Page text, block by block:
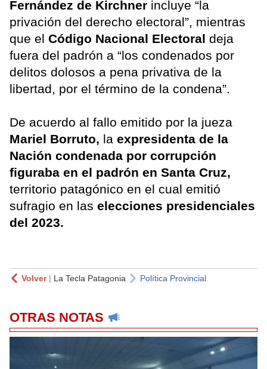
Fernández de Kirchner incluye “la
privación del derecho electoral”, mientras
que el Código Nacional Electoral deja
fuera del padrón a “los condenados por
delitos dolosos a pena privativa de la
libertad, por el término de la condena”.
De acuerdo al fallo emitido por la jueza
Mariel Borruto, la expresidenta de la
Nación condenada por corrupción
figuraba en el padrón en Santa Cruz,
territorio patagónico en el cual emitió
sufragio en las elecciones presidenciales
del 2023.
Volver| La Tecla Patagonia Política Provincial
OTRAS NOTAS